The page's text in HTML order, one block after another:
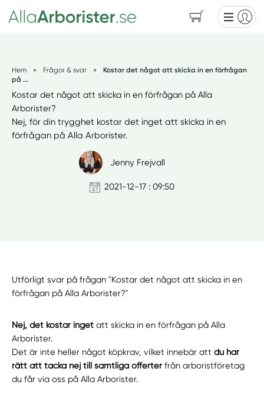
Hem » Frågor & svar »
Kostar det något att skicka in en förfrågan
på ...
Kostar det något att skicka in en förfrågan på Alla
Arborister?
Nej, för din trygghet kostar det inget att skicka in en
förfrågan på Alla Arborister.
Jenny Frejvall
2021-12-17 : 09:50
Utförligt svar på frågan "Kostar det något att skicka in en
förfrågan på Alla Arborister?"
Nej, det kostar inget att skicka in en förfrågan på Alla
Arborister.
Det är inte heller något köpkrav, vilket innebär attdu har
rätt att tacka nej till samtliga offerter från arboristföretag
du får via oss på Alla Arborister.